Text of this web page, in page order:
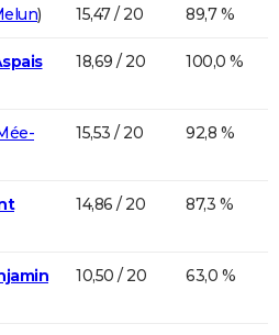
) 15,47 / 20 89,7 %
18,69 / 20 100,0 %
15,53 / 20 92,8 %
14,86 / 20 87,3 %
10,50 / 20 63,0 %